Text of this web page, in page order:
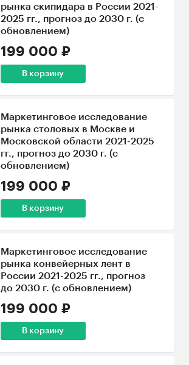
рынка скипидара в России 2021-
2025 гг., прогноз до 2030 г. (с
обновлением)
199 000 ₽
В корзину
Маркетинговое исследование
рынка столовых в Москве и
Московской области 2021-2025
гг., прогноз до 2030 г. (с
обновлением)
199 000 ₽
В корзину
Маркетинговое исследование
рынка конвейерных лент в
России 2021-2025 гг., прогноз
до 2030 г. (с обновлением)
199 000 ₽
В корзину